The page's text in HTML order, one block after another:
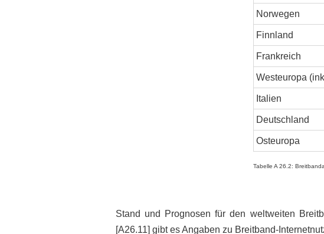
Norwegen
Finnland
Frankreich
Westeuropa
Italien
Deutschland
Osteuropa
Tabelle A 26.2:
Stand und Prognosen für den weltweiten
[A26.11] gibt es Angaben zu Breitband-